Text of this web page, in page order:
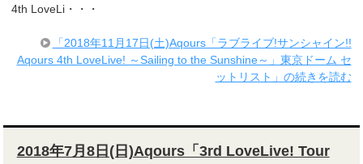
4th LoveLi・・・
「2018年11月17日(土)Aqours「ラブライブ!サンシャイン!!
Aqours 4th LoveLive! ～Sailing to the Sunshine～」東京ドーム セ
ットリスト」の続きを読む
2018年7月8日(日)Aqours「3rd LoveLive! Tour